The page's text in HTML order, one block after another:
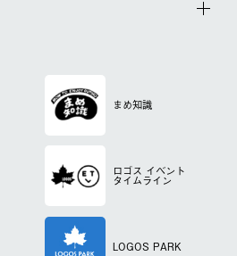
まめ知識
ロゴス イベント
タイムライン
LOGOS PARK